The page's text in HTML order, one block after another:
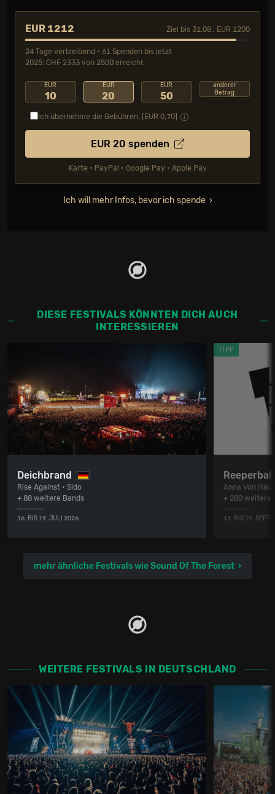
EUR 1212 Ziel bis 31.08.: EUR 1200
24 Tage verbleibend • 61 Spenden bis jetzt
2025: CHF 2333 von 2500 erreicht
EUR
10
EUR
20
EUR
50
anderer
Betrag
Ich übernehme die Gebühren. [EUR 0,70
EUR 20 spenden
Karte • PayPal • Google Pay • Apple Pay
Ich will mehr Infos, bevor ich spende
DIESE FESTIVALS KÖNNTEN DICH AUCH
INTERESSIEREN
Deichbrand
Rise Against • Sido
+ 88 weitere Bands
16. BIS 19. JULI 2026
TIPP
Anna Von
+ 280 weitere
16. BIS 19.
mehr ähnliche Festivals wie Sound Of The Forest
WEITERE FESTIVALS IN DEUTSCHLAND